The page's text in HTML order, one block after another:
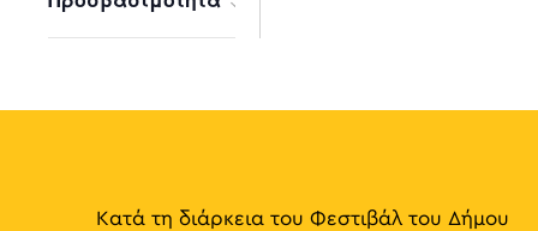
Κατά τη διάρκεια του Φεστιβάλ του Δήμου